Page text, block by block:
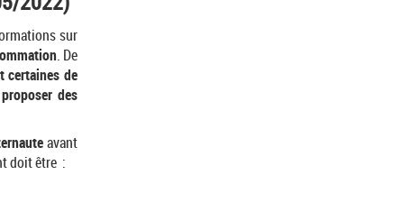
sur
. De
certaines de
proposer des
avant
doit être :